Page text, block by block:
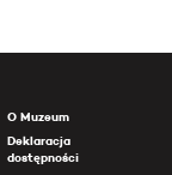
O Muzeum
Deklaracja
dostępności